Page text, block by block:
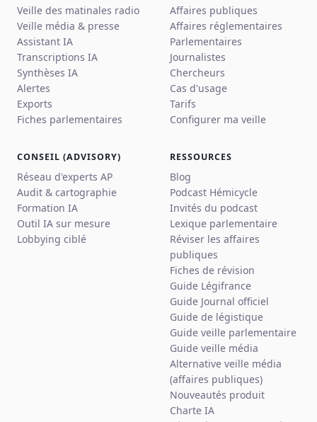
Veille des matinales radio
Veille média & presse
Assistant IA
Transcriptions IA
Synthèses IA
Alertes
Exports
Fiches parlementaires
Affaires publiques
Affaires réglementaires
Parlementaires
Journalistes
Chercheurs
Cas d'usage
Tarifs
Configurer ma veille
CONSEIL (ADVISORY)
Réseau d'experts AP
Audit & cartographie
Formation IA
Outil IA sur mesure
Lobbying ciblé
RESSOURCES
Blog
Podcast Hémicycle
Invités du podcast
Lexique parlementaire
Réviser les affaires
publiques
Fiches de révision
Guide Légifrance
Guide Journal officiel
Guide de légistique
Guide veille parlementaire
Guide veille média
Alternative veille média
(affaires publiques)
Nouveautés produit
Charte IA